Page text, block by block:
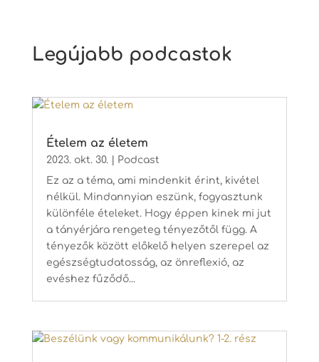
Legújabb podcastok
Ételem az életem
2023. okt. 30.|
Podcast
Ez az a téma, ami mindenkit érint, kivétel
nélkül. Mindannyian eszünk, fogyasztunk
különféle ételeket. Hogy éppen kinek mi jut
a tányérjára rengeteg tényezőtől függ. A
tényezők között előkelő helyen szerepel az
egészségtudatosság, az önreflexió, az
evéshez fűződő...